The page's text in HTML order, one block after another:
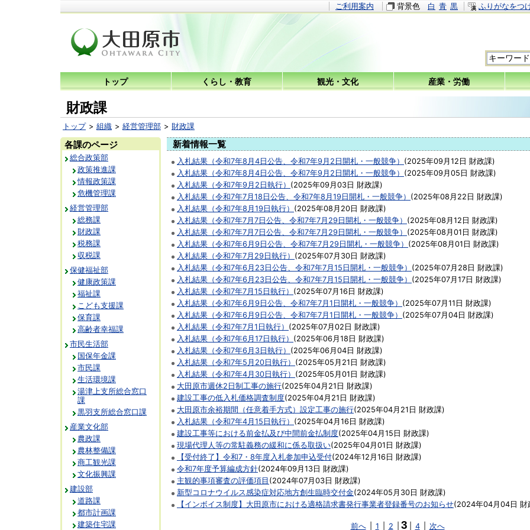
ご利用案内 背景色 白 青 黒 ふりがなをつ
トップ くらし・教育 観光・文化 産業・労働
財政課
トップ 組織 経営管理部 財政課
新着情報一覧
入札結果（令和7年8月4日公告、令和7年9月2日開札・一般競争） (2025年09月12日 財政課)
入札結果（令和7年8月4日公告、令和7年9月2日開札・一般競争） (2025年09月05日 財政課)
入札結果（令和7年9月2日執行） (2025年09月03日 財政課)
入札結果（令和7年7月18日公告、令和7年8月19日開札・一般競争） (2025年08月22日 財政課)
入札結果（令和7年8月19日執行） (2025年08月20日 財政課)
入札結果（令和7年7月7日公告、令和7年7月29日開札・一般競争） (2025年08月12日 財政課)
入札結果（令和7年7月7日公告、令和7年7月29日開札・一般競争） (2025年08月01日 財政課)
入札結果（令和7年6月9日公告、令和7年7月29日開札・一般競争） (2025年08月01日 財政課)
入札結果（令和7年7月29日執行） (2025年07月30日 財政課)
入札結果（令和7年6月23日公告、令和7年7月15日開札・一般競争） (2025年07月28日 財政課)
入札結果（令和7年6月23日公告、令和7年7月15日開札・一般競争） (2025年07月17日 財政課)
入札結果（令和7年7月15日執行） (2025年07月16日 財政課)
入札結果（令和7年6月9日公告、令和7年7月1日開札・一般競争） (2025年07月11日 財政課)
入札結果（令和7年6月9日公告、令和7年7月1日開札・一般競争） (2025年07月04日 財政課)
入札結果（令和7年7月1日執行） (2025年07月02日 財政課)
入札結果（令和7年6月17日執行） (2025年06月18日 財政課)
入札結果（令和7年6月3日執行） (2025年06月04日 財政課)
入札結果（令和7年5月20日執行） (2025年05月21日 財政課)
入札結果（令和7年4月30日執行） (2025年05月01日 財政課)
大田原市週休2日制工事の施行(2025年04月21日 財政課)
建設工事の低入札価格調査制度(2025年04月21日 財政課)
大田原市余裕期間（任意着手方式）設定工事の施行(2025年04月21日 財政課)
入札結果（令和7年4月15日執行） (2025年04月16日 財政課)
建設工事等における前金払及び中間前金払制度(2025年04月15日 財政課)
現場代理人等の常駐義務の緩和に係る取扱い(2025年04月01日 財政課)
【受付終了】令和7・8年度入札参加申込受付(2024年12月16日 財政課)
令和7年度予算編成方針(2024年09月13日 財政課)
主観的事項審査の評価項目 (2024年07月03日 財政課)
新型コロナウイルス感染症対応地方創生臨時交付金(2024年05月30日 財政課)
【インボイス制度】大田原市における適格請求書発行事業者登録番号のお知らせ(2024年04月04日 財
前へ 1 2 3 4 次へ
各課のページ
総合政策部
政策推進課
情報政策課
危機管理課
経営管理部
総務課
財政課
税務課
収税課
保健福祉部
健康政策課
福祉課
こども支援課
保育課
高齢者幸福課
市民生活部
国保年金課
市民課
生活環境課
湯津上支所総合窓口
課
黒羽支所総合窓口課
産業文化部
農政課
農林整備課
商工観光課
文化振興課
建設部
道路課
都市計画課
建築住宅課